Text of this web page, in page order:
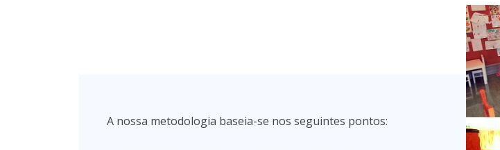
A nossa metodologia baseia-se nos seguintes pontos: